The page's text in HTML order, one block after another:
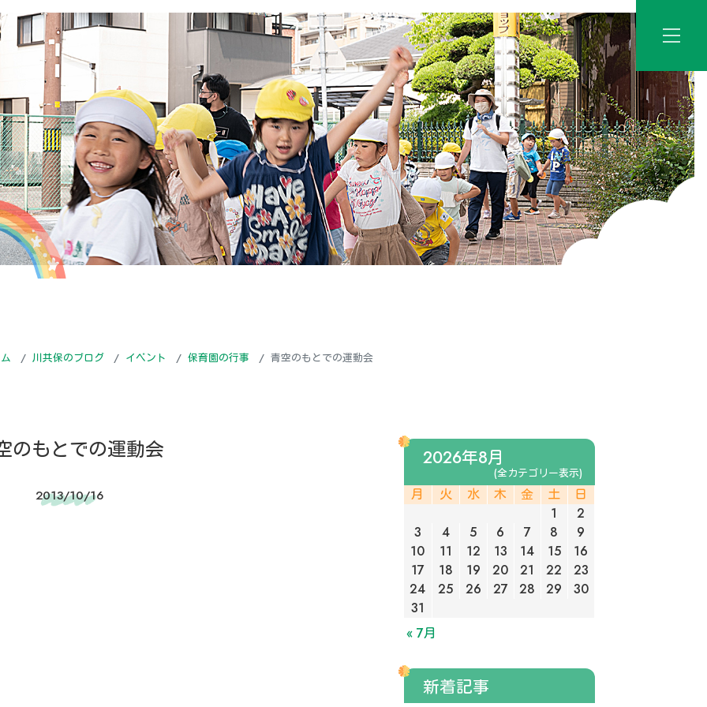
川共保のブログ イベント 保育園の行事 青空のもとでの運動会
のもとでの運動会
2013/10/16
2026年8月
(全カテゴリー表示)
月 火 水 木 金 土 日
« 7月
1
2
3
4 5 6 7 8
9
10
11 12 13 14 15
16
17
18 19 20 21 22
23
24
25 26 27 28 29
30
31
新着記事